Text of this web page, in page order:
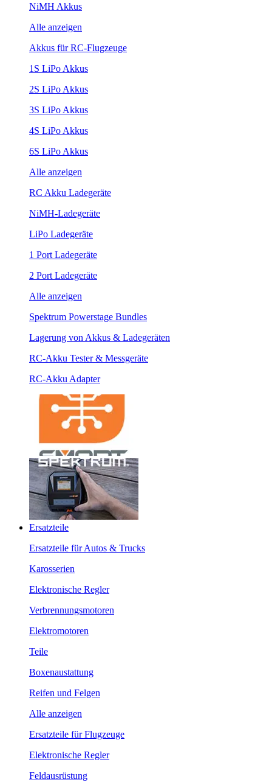
NiMH Akkus
Alle anzeigen
Akkus für RC-Flugzeuge
1S LiPo Akkus
2S LiPo Akkus
3S LiPo Akkus
4S LiPo Akkus
6S LiPo Akkus
Alle anzeigen
RC Akku Ladegeräte
NiMH-Ladegeräte
LiPo Ladegeräte
1 Port Ladegeräte
2 Port Ladegeräte
Alle anzeigen
Spektrum Powerstage Bundles
Lagerung von Akkus & Ladegeräten
RC-Akku Tester & Messgeräte
RC-Akku Adapter
Ersatzteile
Ersatzteile für Autos & Trucks
Karosserien
Elektronische Regler
Verbrennungsmotoren
Elektromotoren
Teile
Boxenaustattung
Reifen und Felgen
Alle anzeigen
Ersatzteile für Flugzeuge
Elektronische Regler
Feldausrüstung